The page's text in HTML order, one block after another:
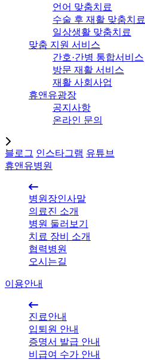
언어 맞춤치료
수술 후 재활 맞춤치료
일상생활 맞춤치료
맞춤 지원 서비스
간호·간병 통합서비스
방문 재활 서비스
재활 사회사업
휴앤유광장
공지사항
온라인 문의
블로그 인스타그램 유튜브
휴앤유병원
병원장인사말
의료진 소개
병원 둘러보기
치료 장비 소개
협력병원
오시는길
이용안내
진료안내
입퇴원 안내
증명서 발급 안내
비급여 수가 안내